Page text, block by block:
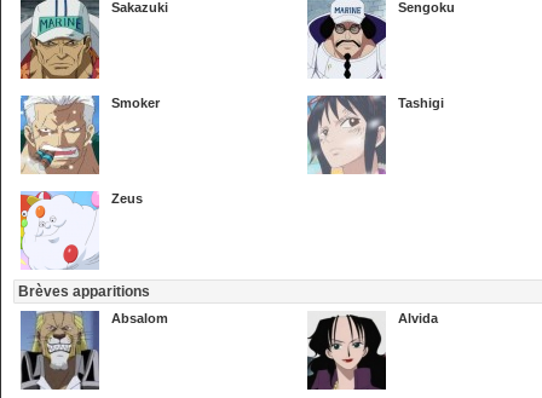
Sakazuki Sengoku
Smoker Tashigi
Zeus
Brèves apparitions
Absalom Alvida